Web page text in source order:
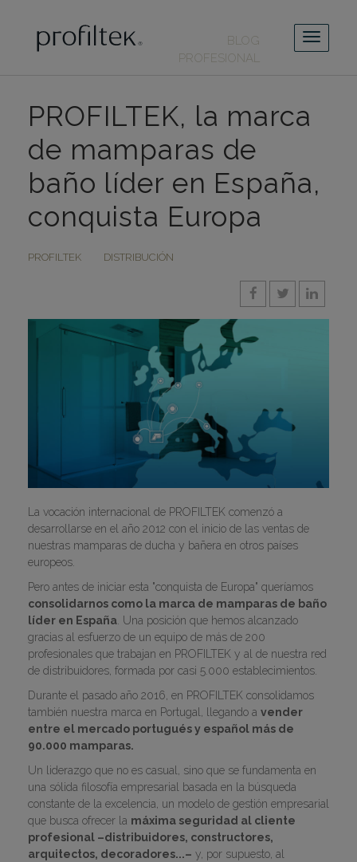
BLOG
PROFESIONAL
PROFILTEK, la marca
de mamparas de
baño líder en España,
conquista Europa
PROFILTEK DISTRIBUCIÓN
La vocación internacional de PROFILTEK comenzó a
desarrollarse en el año 2012 con el inicio de las ventas de
nuestras mamparas de ducha y bañera en otros países
europeos.
Pero antes de iniciar esta "conquista de Europa" queríamos
consolidarnos como la marca de mamparas de baño
líder en España. Una posición que hemos alcanzado
gracias al esfuerzo de un equipo de más de 200
profesionales que trabajan en PROFILTEK y al de nuestra red
de distribuidores, formada por casi 5.000 establecimientos.
Durante el pasado año 2016, en PROFILTEK consolidamos
también nuestra marca en Portugal, llegando a vender
entre el mercado portugués y español más de
90.000 mamparas.
Un liderazgo que no es casual, sino que se fundamenta en
una sólida filosofía empresarial basada en la búsqueda
constante de la excelencia, un modelo de gestión empresarial
que busca ofrecer la máxima seguridad al cliente
profesional –distribuidores, constructores,
arquitectos, decoradores...– y, por supuesto, al